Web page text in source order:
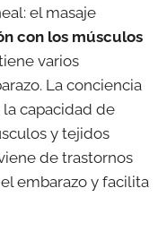
el masaje
con los músculos
varios
La conciencia
capacidad de
y tejidos
de trastornos
embarazo y facilita